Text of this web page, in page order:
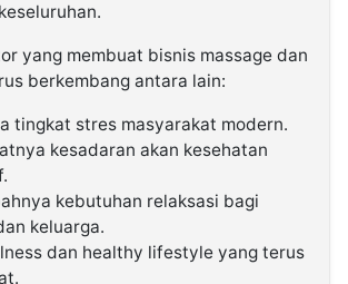
yang membuat bisnis massage dan
berkembang antara lain:
tingkat stres masyarakat modern.
kesadaran akan kesehatan
kebutuhan relaksasi bagi
keluarga.
dan healthy lifestyle yang terus